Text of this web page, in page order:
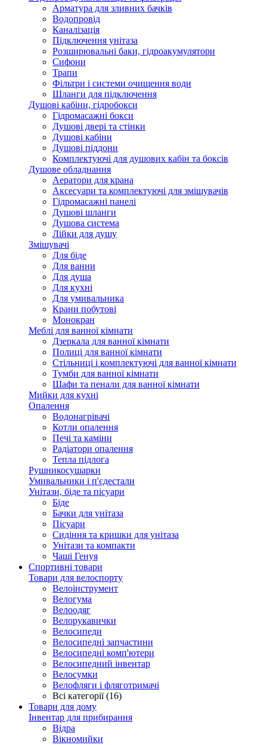
Арматура для зливних бачків
Водопровід
Каналізація
Підключення унітаза
Розширювальні баки, гідроакумулятори
Сифони
Трапи
Фільтри і системи очищення води
Шланги для підключення
Душові кабіни, гідробокси
Гідромасажні бокси
Душові двері та стінки
Душові кабіни
Душові піддони
Комплектуючі для душових кабін та боксів
Душове обладнання
Аератори для крана
Аксесуари та комплектуючі для змішувачів
Гідромасажні панелі
Душові шланги
Душова система
Лійки для душу
Змішувачі
Для біде
Для ванни
Для душа
Для кухні
Для умивальника
Крани побутові
Монокран
Меблі для ванної кімнати
Дзеркала для ванної кімнати
Полиці для ванної кімнати
Стільниці і комплектуючі для ванної кімнати
Тумби для ванної кімнати
Шафи та пенали для ванної кімнати
Мийки для кухні
Опалення
Водонагрівачі
Котли опалення
Печі та каміни
Радіатори опалення
Тепла підлога
Рушникосушарки
Умивальники і п'єдестали
Унітази, біде та пісуари
Біде
Бачки для унітаза
Пісуари
Сидіння та кришки для унітаза
Унітази та компакти
Чаші Генуя
Спортивні товари
Товари для велоспорту
Велоінструмент
Велогума
Велоодяг
Велорукавички
Велосипеди
Велосипедні запчастини
Велосипедні комп'ютери
Велосипедний інвентар
Велосумки
Велофляги і фляготримачі
Всі категорії (16)
Товари для дому
Інвентар для прибирання
Відра
Вікномийки